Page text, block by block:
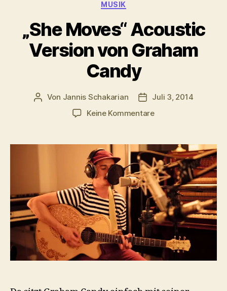
Kategorien
MUSIK
„She Moves“ Acoustic
Version von Graham
Candy
Beitragsautor
Von Jannis Schakarian
Juli 3, 2014
Keine Kommentarezu
Acoustic
Version
von
Graham
Candy